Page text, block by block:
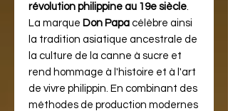
révolution philippine au 19e siècle
La marque Don Papa célèbre ainsi
la tradition asiatique ancestrale de
la culture de la canne à sucre et
rend hommage à l'histoire et à l'art
de vivre philippin. En combinant des
méthodes de production modernes